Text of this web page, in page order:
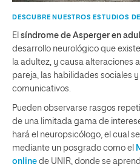
DESCUBRE NUESTROS ESTUDIOS
El síndrome de Asperger en
desarrollo neurológico que
la adultez, y causa alteraciones
pareja, las habilidades sociales
comunicativos.
Pueden observarse rasgos
de una limitada gama de
hará el neuropsicólogo, el cual
mediante un posgrado como el
online de UNIR, donde se